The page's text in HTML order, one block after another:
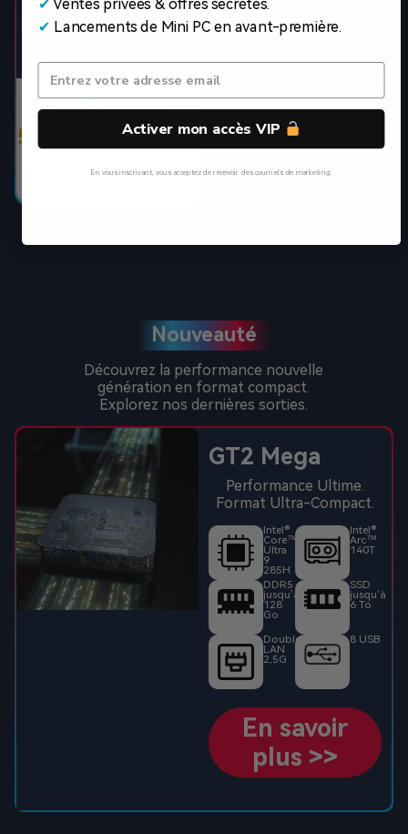
GEEKOM IT12
584,1€
Nouveauté
Découvrez la performance nouvelle
génération en format compact.
Explorez nos dernières sorties.
GT2 Mega
Performance Ultime.
Format Ultra-Compact.
Intel®
Core™
Ultra
9
285H
Intel®
Arc™
140T
DDR5
jusqu’à
128
Go
SSD
jusqu’à
6 To
Double
LAN
2,5G
8 USB
En savoir
plus >>
✔ Ventes privées & offres secrètes.
✔ Lancements de Mini PC en avant-première.
Activer mon accès VIP
En vous inscrivant, vous acceptez de recevoir des courriels de marketing.